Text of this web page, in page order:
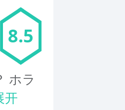
8.5
ホラ
开